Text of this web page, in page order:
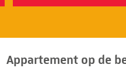
Appartement op de